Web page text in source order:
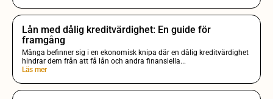
Lån med dålig kreditvärdighet: En guide för
framgång
Många befinner sig i en ekonomisk knipa där en dålig kreditvärdighet
hindrar dem från att få lån och andra finansiella...
Läs mer